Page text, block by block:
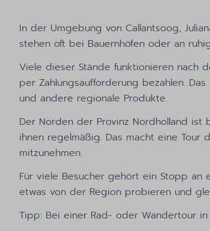
In der Umgebung von Callantsoog,
stehen oft bei Bauernhöfen oder an
Viele dieser Stände funktionieren nach
per Zahlungsaufforderung bezahlen.
und andere regionale Produkte.
Der Norden der Provinz Nordholland
ihnen regelmäßig. Das macht eine Tour
mitzunehmen.
Für viele Besucher gehört ein Stopp an
etwas von der Region probieren und
Tipp: Bei einer Rad- oder Wandertour